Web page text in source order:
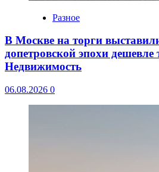
Разное
В Москве на торги
допетровской эпохи
Недвижимость
06.08.2026 0